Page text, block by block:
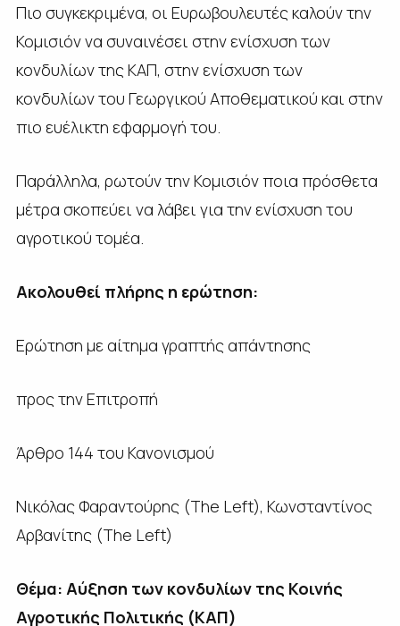
Πιο συγκεκριμένα, οι Ευρωβουλευτές καλούν την
Κομισιόν να συναινέσει στην ενίσχυση των
κονδυλίων της ΚΑΠ, στην ενίσχυση των
κονδυλίων του Γεωργικού Αποθεματικού και στην
πιο ευέλικτη εφαρμογή του.
Παράλληλα, ρωτούν την Κομισιόν ποια πρόσθετα
μέτρα σκοπεύει να λάβει για την ενίσχυση του
αγροτικού τομέα.
Ακολουθεί πλήρης η ερώτηση:
Ερώτηση με αίτημα γραπτής απάντησης
προς την Επιτροπή
Άρθρο 144 του Κανονισμού
Νικόλας Φαραντούρης (The Left), Κωνσταντίνος
Αρβανίτης (The Left)
Θέμα: Αύξηση των κονδυλίων της Κοινής
Αγροτικής Πολιτικής (ΚΑΠ)